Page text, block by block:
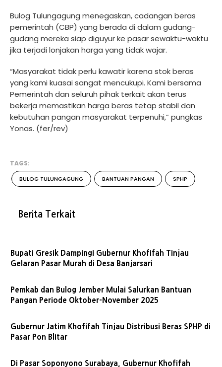
Bulog Tulungagung menegaskan, cadangan beras
pemerintah (CBP) yang berada di dalam gudang-
gudang mereka siap diguyur ke pasar sewaktu-waktu
jika terjadi lonjakan harga yang tidak wajar.
“Masyarakat tidak perlu kawatir karena stok beras
yang kami kuasai sangat mencukupi. Kami bersama
Pemerintah dan seluruh pihak terkait akan terus
bekerja memastikan harga beras tetap stabil dan
kebutuhan pangan masyarakat terpenuhi,” pungkas
Yonas. (fer/rev)
TAGS:
BULOG TULUNGAGUNG BANTUAN PANGAN SPHP
Berita Terkait
Bupati Gresik Dampingi Gubernur Khofifah Tinjau
Gelaran Pasar Murah di Desa Banjarsari
Pemkab dan Bulog Jember Mulai Salurkan Bantuan
Pangan Periode Oktober-November 2025
Gubernur Jatim Khofifah Tinjau Distribusi Beras SPHP di
Pasar Pon Blitar
Di Pasar Soponyono Surabaya, Gubernur Khofifah